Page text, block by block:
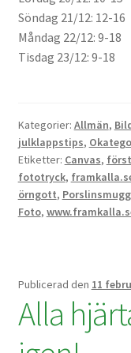
Mitt konto
Varukorg
Söndag 21/12: 12-16
Måndag 22/12: 9-18
Tisdag 23/12: 9-18
Kategorier: Allmän,
julklappstips,
Etiketter: Canvas,
fototryck,
örngott, Porslinsmugg
Foto,
Publicerad den 11
Alla